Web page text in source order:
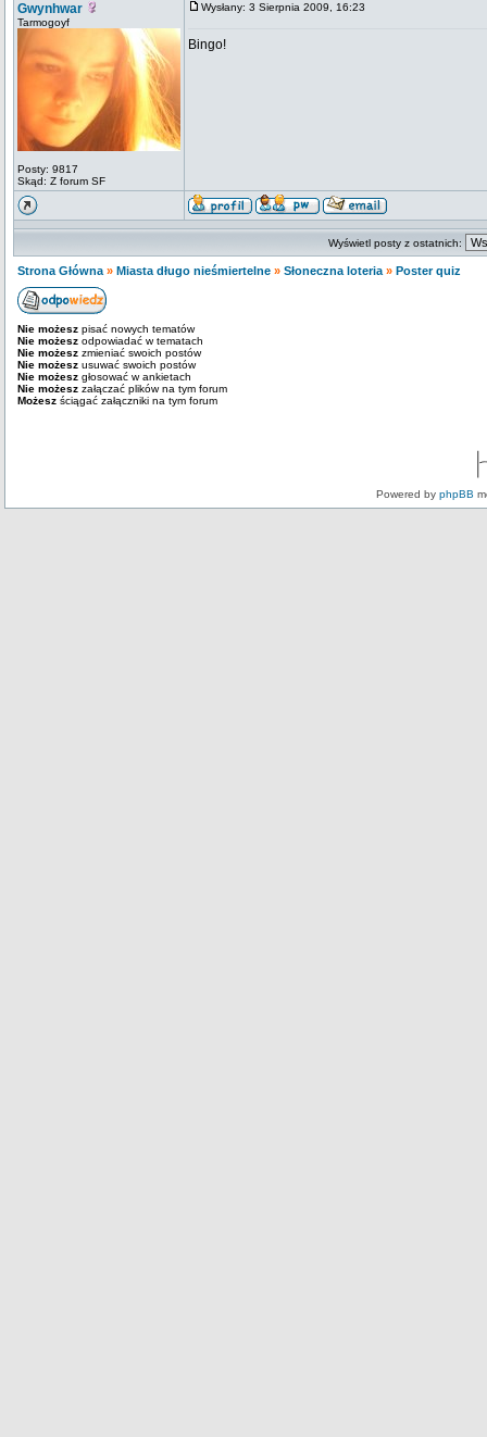
Gwynhwar
Tarmogoyf
Posty: 9817
Skąd: Z forum SF
Wysłany: 3 Sierpnia 2009, 16:23
Bingo!
Wyświetl posty z ostatnich:
Strona Główna » Miasta długo nieśmiertelne » Słoneczna loteria » Poster quiz
Nie możesz pisać nowych tematów
Nie możesz odpowiadać w tematach
Nie możesz zmieniać swoich postów
Nie możesz usuwać swoich postów
Nie możesz głosować w ankietach
Nie możesz załączać plików na tym forum
Możesz ściągać załączniki na tym forum
Powered by phpBB